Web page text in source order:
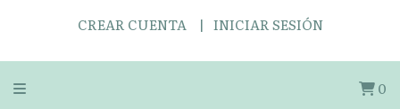
CREAR CUENTA INICIAR SESIÓN
0